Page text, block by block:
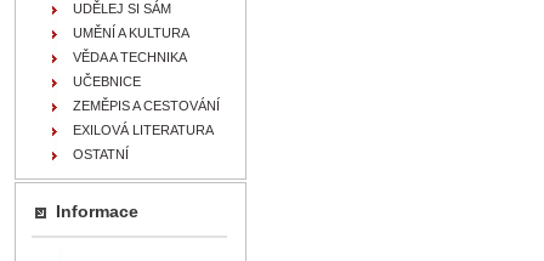
UDĚLEJ SI SÁM
UMĚNÍ A KULTURA
VĚDA A TECHNIKA
UČEBNICE
ZEMĚPIS A CESTOVÁNÍ
EXILOVÁ LITERATURA
OSTATNÍ
Informace